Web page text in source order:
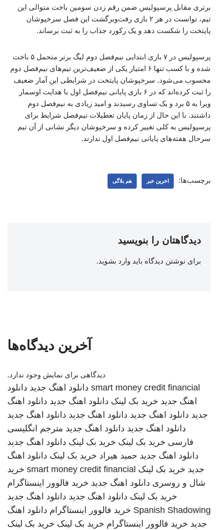
برتری مقابل پرسپولیس ضمن رقم زدن سومین باخت متوالی این
تیم، توانست در هر ۲ بازی رفت‌وبرگشت این فصل سرخپوشان
پایتخت را شکست دهد و یک رکورد جذاب را به ثبت برساند.
پرسپولیس در ۷ بازی ابتدایی نیم‌فصل دوم لیگ برتر متحمل ۵ باخت
شده و با کسب تنها ۶ امتیاز یکی از ضعیف‌ترین تیم‌های نیم‌فصل دوم
محسوب می‌شود. سرخپوشان پایتخت در شرایطی این آمار ضعیف
را ثبت کرده‌اند که در ۶ بازی پایانی نیم‌فصل اول با هدایت اوسمار
ویرا به ۵ برد و یک تساوی رسیدند و امید زیادی به نیم‌فصل دوم
داشتند. با این حال از زمان پایان تعطیلات نیم‌فصل شرایط برای
پرسپولیس به کلی تغییر کرده و سرخپوشان دیگر نشانی از آن تیم
سرحال هفته‌های پایانی نیم‌فصل اول ندارند.
برچسب‌ها: اخرین خبر هم بلاگی
دیدگاهتان را بنویسید
برای نوشتن دیدگاه باید وارد بشوید.
آخرین دیدگاه‌ها
دیدگاهی برای نمایش وجود ندارد.
smart money credit financial دانلود اهنگ جدید دانلود
اهنگ جدید خرید بک لینک دانلود اهنگ جدید دانلود اهنگ
جدید دانلود اهنگ جدید دانلود اهنگ جدید دانلود اهنگ جدید
دانلود اهنگ جدید دانلود اهنگ جدید مترجم انگلیسی
فارسی خرید بک لینک خرید بک لینک دانلود اهنگ جدید
دانلود اهنگ جدید حمید هیراد خرید بک لینک دانلود اهنگ
جدید خرید بک لینک smart money credit financial خرید
شال و روسری دانلود اهنگ جدید خرید فالوور اینستاگرام
خرید بک لینک دانلود اهنگ جدید دانلود اهنگ جدید
Spanish Shadowing خرید فالوور اینستاگرام دانلود اهنگ
جدید خرید فالوور اینستاگرام خرید بک لینک خرید بک لینک